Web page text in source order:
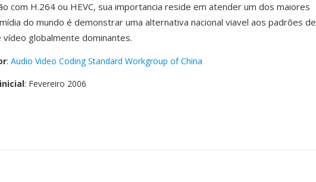
com H.264 ou HEVC, sua importancia reside em atender um dos maiores
do mundo é demonstrar uma alternativa nacional viavel aos padrões de
vídeo globalmente dominantes.
: Audio Video Coding Standard Workgroup of China
: Fevereiro 2006